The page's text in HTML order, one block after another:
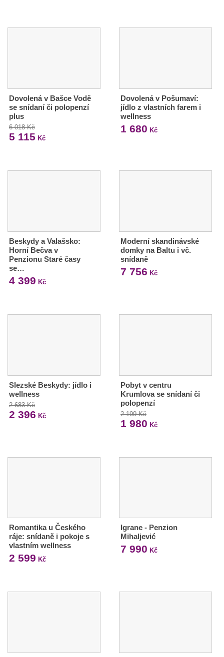
Dovolená v Bašce Vodě
se snídaní či polopenzí
plus
6 018 Kč
5 115 Kč
Dovolená v Pošumaví:
jídlo z vlastních farem i
wellness
1 680 Kč
Beskydy a Valašsko:
Horní Bečva v
Penzionu Staré časy
se…
4 399 Kč
Moderní skandinávské
domky na Baltu i vč.
snídaně
7 756 Kč
Slezské Beskydy: jídlo i
wellness
2 683 Kč
2 396 Kč
Pobyt v centru
Krumlova se snídaní či
polopenzí
2 199 Kč
1 980 Kč
Romantika u Českého
ráje: snídaně i pokoje s
vlastním wellness
2 599 Kč
Igrane - Penzion
Mihaljević
7 990 Kč